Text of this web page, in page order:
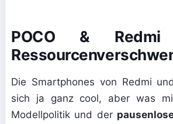
POCO &
Die Smartphones von Redmi
sich ja ganz cool, aber was
Modellpolitik und der